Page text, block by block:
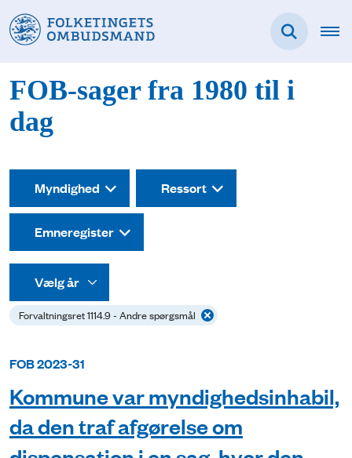
FOB-sager fra 1980 til i
dag
Myndighed Ressort
Emneregister
Forvaltningsret 1114.9 - Andre spørgsmål
FOB 2023-31
Kommune var myndighedsinhabil,
da den traf afgørelse om